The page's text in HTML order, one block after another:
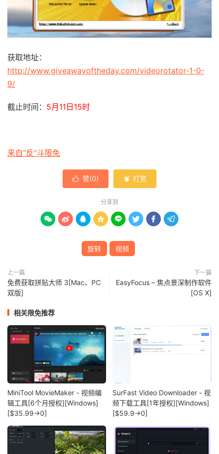
获取地址：
http://www.giveawayoftheday.com/videorotator-1-0-
9/
截止时间： 5月11日15时
来自“反”斗限免
 赞(0)  打赏
分享到
       
旋转 视频
上一篇
免费获取拼贴大师 3[Mac、PC
双版]
下一篇
EasyFocus – 焦点景深制作软件
[OS X]
相关限免推荐
MiniTool MovieMaker - 视频编
辑工具[6个月授权][Windows]
[$35.99→0]
SurFast Video Downloader - 视
频下载工具[1年授权][Windows]
[$59.9→0]